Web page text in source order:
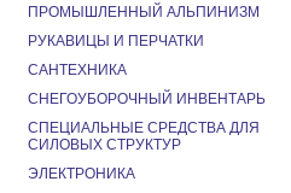
ПРОМЫШЛЕННЫЙ АЛЬПИНИЗМ
РУКАВИЦЫ И ПЕРЧАТКИ
САНТЕХНИКА
СНЕГОУБОРОЧНЫЙ ИНВЕНТАРЬ
СПЕЦИАЛЬНЫЕ СРЕДСТВА ДЛЯ
СИЛОВЫХ СТРУКТУР
ЭЛЕКТРОНИКА